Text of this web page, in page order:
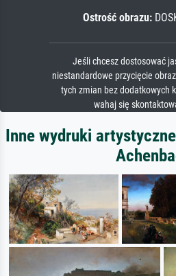
Ostrość obrazu:
Jeśli chcesz dostosować
niestandardowe przycięcie
tych zmian bez dodatkowych
wahaj się
Inne wydruki